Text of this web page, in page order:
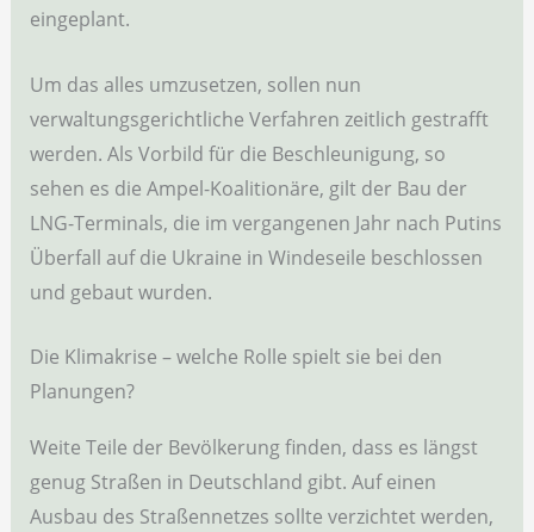
eingeplant.
Um das alles umzusetzen, sollen nun
verwaltungsgerichtliche Verfahren zeitlich gestrafft
werden. Als Vorbild für die Beschleunigung, so
sehen es die Ampel-Koalitionäre, gilt der Bau der
LNG-Terminals, die im vergangenen Jahr nach Putins
Überfall auf die Ukraine in Windeseile beschlossen
und gebaut wurden.
Die Klimakrise – welche Rolle spielt sie bei den
Planungen?
Weite Teile der Bevölkerung finden, dass es längst
genug Straßen in Deutschland gibt. Auf einen
Ausbau des Straßennetzes sollte verzichtet werden,